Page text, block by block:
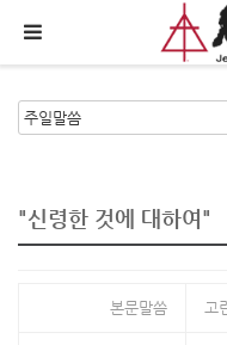
"신령한 것에 대하여"
본문말씀 고